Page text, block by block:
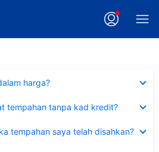
harga?
tempahan tanpa kad kredit?
tempahan saya telah disahkan?